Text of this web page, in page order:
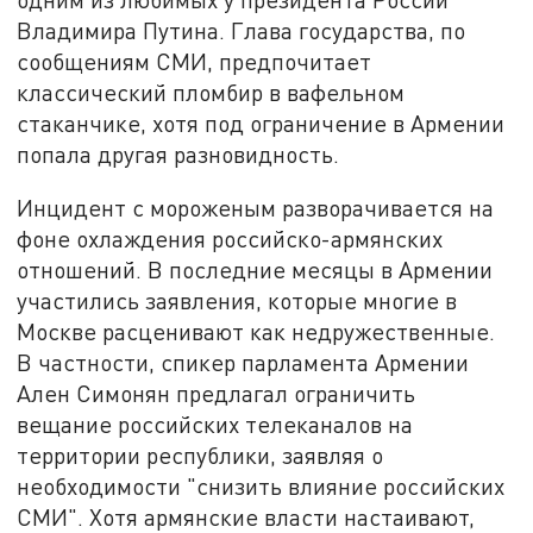
Владимира Путина. Глава государства, по
сообщениям СМИ, предпочитает
классический пломбир в вафельном
стаканчике, хотя под ограничение в Армении
попала другая разновидность.
Инцидент с мороженым разворачивается на
фоне охлаждения российско-армянских
отношений. В последние месяцы в Армении
участились заявления, которые многие в
Москве расценивают как недружественные.
В частности, спикер парламента Армении
Ален Симонян предлагал ограничить
вещание российских телеканалов на
территории республики, заявляя о
необходимости "снизить влияние российских
СМИ". Хотя армянские власти настаивают,